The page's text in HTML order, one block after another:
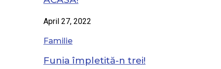
April 27, 2022
Familie
Funia împletită-n trei!